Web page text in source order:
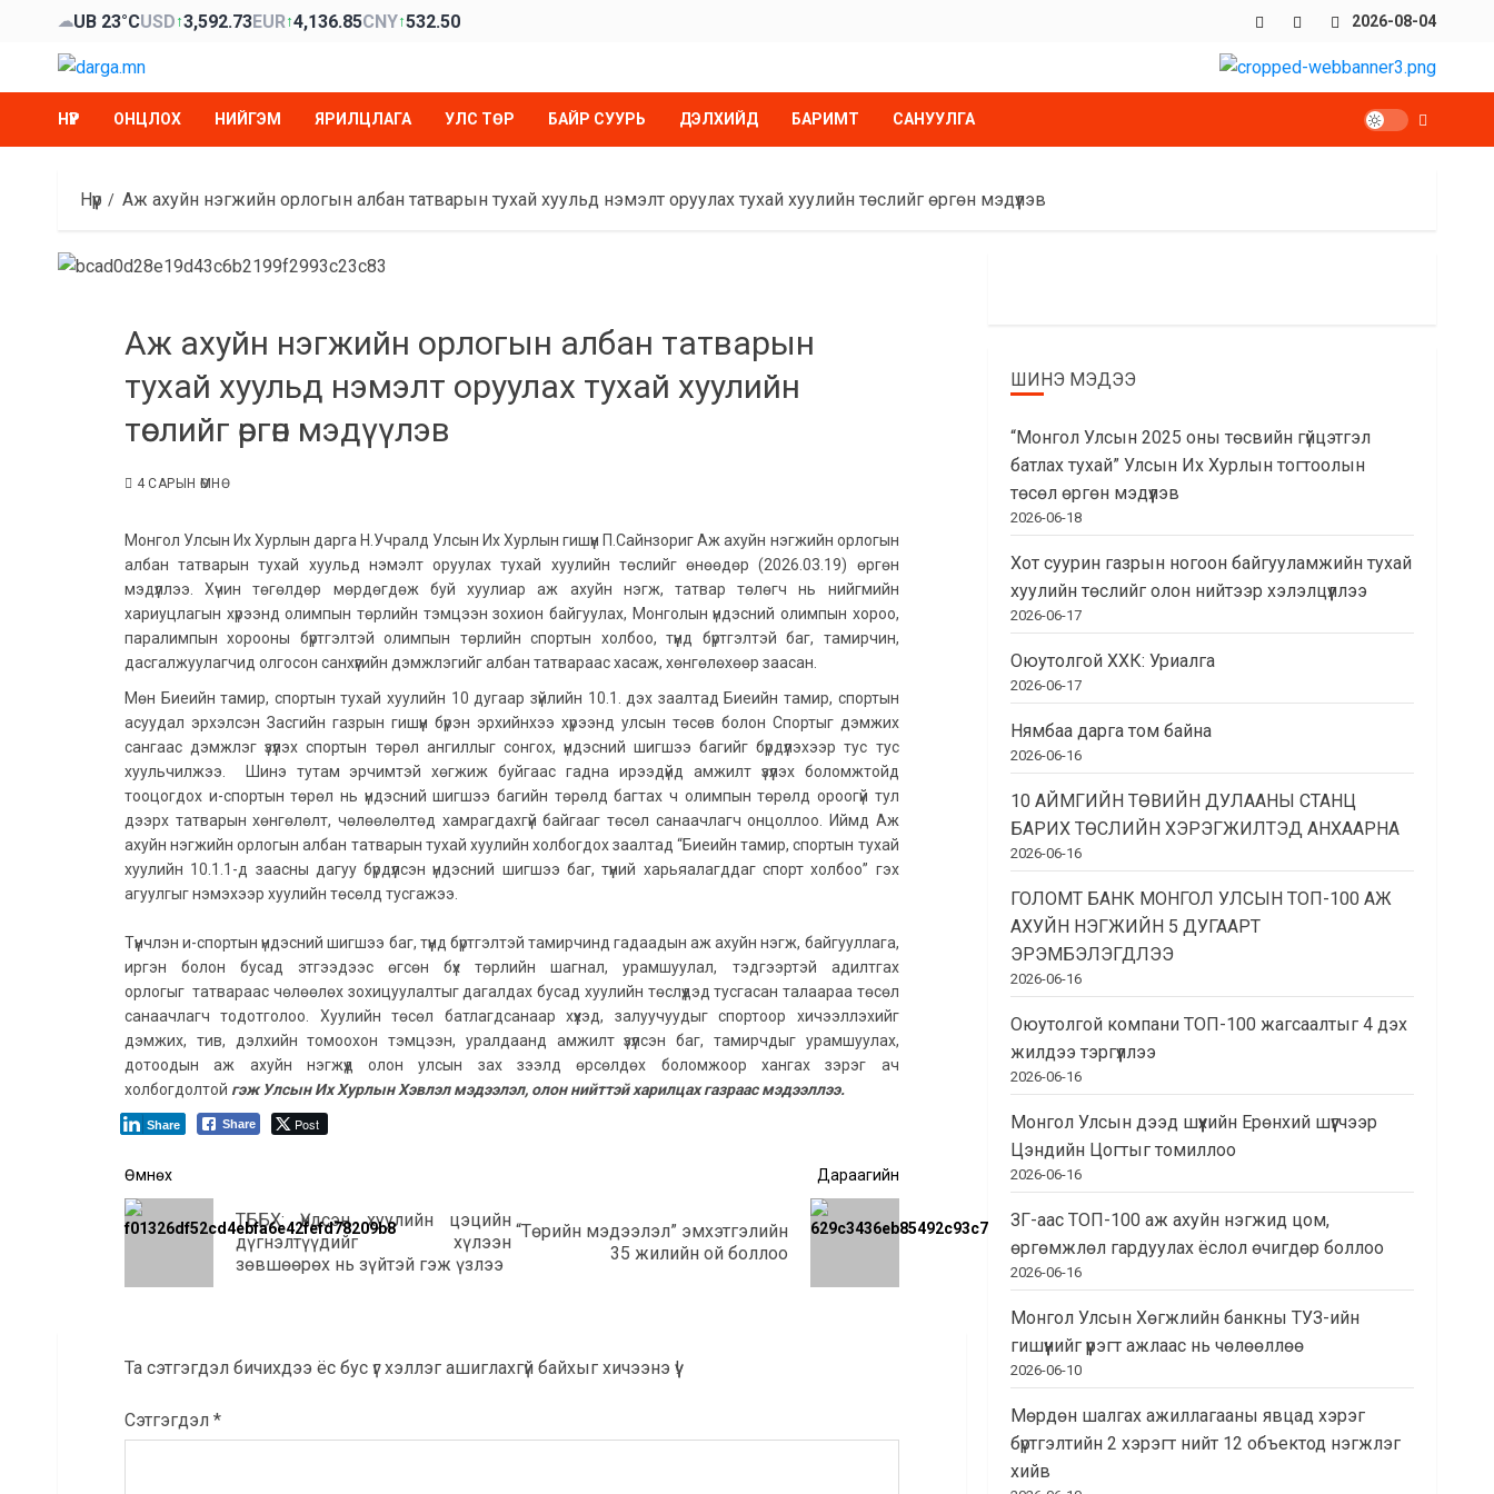
☁UB 23°CUSD↑3,592.73EUR↑4,136.85CNY↑532.50 Facebook
x Youtube
2026-08-04
НҮҮР ОНЦЛОХ НИЙГЭМ ЯРИЛЦЛАГА УЛС ТӨР БАЙР СУУРЬ ДЭЛХИЙД БАРИМТ САНУУЛГА
Нүүр Аж ахуйн нэгжийн орлогын албан татварын тухай хуульд нэмэлт оруулах тухай хуулийн төслийг өргөн мэдүүлэв
Аж ахуйн нэгжийн орлогын албан татварын
тухай хуульд нэмэлт оруулах тухай хуулийн
төслийг өргөн мэдүүлэв
4 САРЫН ӨМНӨ
Монгол Улсын Их Хурлын дарга Н.Учралд Улсын Их Хурлын гишүүн П.Сайнзориг Аж ахуйн нэгжийн орлогын
албан татварын тухай хуульд нэмэлт оруулах тухай хуулийн төслийг өнөөдөр (2026.03.19) өргөн
мэдүүллээ. Хүчин төгөлдөр мөрдөгдөж буй хуулиар аж ахуйн нэгж, татвар төлөгч нь нийгмийн
хариуцлагын хүрээнд олимпын төрлийн тэмцээн зохион байгуулах, Монголын үндэсний олимпын хороо,
паралимпын хорооны бүртгэлтэй олимпын төрлийн спортын холбоо, түүнд бүртгэлтэй баг, тамирчин,
дасгалжуулагчид олгосон санхүүгийн дэмжлэгийг албан татвараас хасаж, хөнгөлөхөөр заасан.
Мөн Биеийн тамир, спортын тухай хуулийн 10 дугаар зүйлийн 10.1. дэх заалтад Биеийн тамир, спортын
асуудал эрхэлсэн Засгийн газрын гишүүн бүрэн эрхийнхээ хүрээнд улсын төсөв болон Спортыг дэмжих
сангаас дэмжлэг үзүүлэх спортын төрөл ангиллыг сонгох, үндэсний шигшээ багийг бүрдүүлэхээр тус тус
хуульчилжээ. Шинэ тутам эрчимтэй хөгжиж буйгаас гадна ирээдүйд амжилт үзүүлэх боломжтойд
тооцогдох и-спортын төрөл нь үндэсний шигшээ багийн төрөлд багтах ч олимпын төрөлд ороогүй тул
дээрх татварын хөнгөлөлт, чөлөөлөлтөд хамрагдахгүй байгааг төсөл санаачлагч онцоллоо. Иймд Аж
ахуйн нэгжийн орлогын албан татварын тухай хуулийн холбогдох заалтад “Биеийн тамир, спортын тухай
хуулийн 10.1.1-д заасны дагуу бүрдүүлсэн үндэсний шигшээ баг, түүний харьяалагддаг спорт холбоо” гэх
агуулгыг нэмэхээр хуулийн төсөлд тусгажээ.
Түүнчлэн и-спортын үндэсний шигшээ баг, түүнд бүртгэлтэй тамирчинд гадаадын аж ахуйн нэгж, байгууллага,
иргэн болон бусад этгээдээс өгсөн бүх төрлийн шагнал, урамшуулал, тэдгээртэй адилтгах
орлогыг татвараас чөлөөлөх зохицуулалтыг дагалдах бусад хуулийн төслүүдэд тусгасан талаараа төсөл
санаачлагч тодотголоо. Хуулийн төсөл батлагдсанаар хүүхэд, залуучуудыг спортоор хичээллэхийг
дэмжих, тив, дэлхийн томоохон тэмцээн, уралдаанд амжилт үзүүлсэн баг, тамирчдыг урамшуулах,
дотоодын аж ахуйн нэгжүүд олон улсын зах зээлд өрсөлдөх боломжоор хангах зэрэг ач
холбогдолтой гэж Улсын Их Хурлын Хэвлэл мэдээлэл, олон нийттэй харилцах газраас мэдээллээ.
Share Post
Share
Post
navigation
Өмнөх
Өмнөх
ТББХ: Үндсэн хуулийн цэцийн
дүгнэлтүүдийг хүлээн
зөвшөөрөх нь зүйтэй гэж үзлээ
Дараагийн
Дараагийн
“Төрийн мэдээлэл” эмхэтгэлийн
35 жилийн ой боллоо
Та сэтгэгдэл бичихдээ ёс бус үг хэллэг ашиглахгүй байхыг хичээнэ үү!
Сэтгэгдэл *
ШИНЭ МЭДЭЭ
“Монгол Улсын 2025 оны төсвийн гүйцэтгэл
батлах тухай” Улсын Их Хурлын тогтоолын
төсөл өргөн мэдүүлэв
2026-06-18
Хот суурин газрын ногоон байгууламжийн тухай
хуулийн төслийг олон нийтээр хэлэлцүүллээ
2026-06-17
Оюутолгой ХХК: Уриалга
2026-06-17
Нямбаа дарга том байна
2026-06-16
10 АЙМГИЙН ТӨВИЙН ДУЛААНЫ СТАНЦ
БАРИХ ТӨСЛИЙН ХЭРЭГЖИЛТЭД АНХААРНА
2026-06-16
ГОЛОМТ БАНК МОНГОЛ УЛСЫН ТОП-100 АЖ
АХУЙН НЭГЖИЙН 5 ДУГААРТ
ЭРЭМБЭЛЭГДЛЭЭ
2026-06-16
Оюутолгой компани ТОП-100 жагсаалтыг 4 дэх
жилдээ тэргүүллээ
2026-06-16
Монгол Улсын дээд шүүхийн Ерөнхий шүүгчээр
Цэндийн Цогтыг томиллоо
2026-06-16
ЗГ-аас ТОП-100 аж ахуйн нэгжид цом,
өргөмжлөл гардуулах ёслол өчигдөр боллоо
2026-06-16
Монгол Улсын Хөгжлийн банкны ТУЗ-ийн
гишүүнийг үүрэгт ажлаас нь чөлөөллөө
2026-06-10
Мөрдөн шалгах ажиллагааны явцад хэрэг
бүртгэлтийн 2 хэрэгт нийт 12 объектод нэгжлэг
хийв